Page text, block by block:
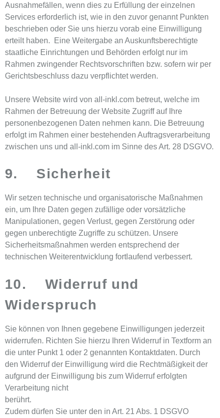
Ausnahmefällen, wenn dies zu Erfüllung der einzelnen
Services erforderlich ist, wie in den zuvor genannt Punkten
beschrieben oder Sie uns hierzu vorab eine Einwilligung
erteilt haben. Eine Weitergabe an Auskunftsberechtigte
staatliche Einrichtungen und Behörden erfolgt nur im
Rahmen zwingender Rechtsvorschriften bzw. sofern wir per
Gerichtsbeschluss dazu verpflichtet werden.
Unsere Website wird von all-inkl.com betreut, welche im
Rahmen der Betreuung der Website Zugriff auf Ihre
personenbezogenen Daten nehmen kann. Die Betreuung
erfolgt im Rahmen einer bestehenden Auftragsverarbeitung
zwischen uns und all-inkl.com im Sinne des Art. 28 DSGVO.
9. Sicherheit
Wir setzen technische und organisatorische Maßnahmen
ein, um Ihre Daten gegen zufällige oder vorsätzliche
Manipulationen, gegen Verlust, gegen Zerstörung oder
gegen unberechtigte Zugriffe zu schützen. Unsere
Sicherheitsmaßnahmen werden entsprechend der
technischen Weiterentwicklung fortlaufend verbessert.
10. Widerruf und
Widerspruch
Sie können von Ihnen gegebene Einwilligungen jederzeit
widerrufen. Richten Sie hierzu Ihren Widerruf in Textform an
die unter Punkt 1 oder 2 genannten Kontaktdaten. Durch
den Widerruf der Einwilligung wird die Rechtmäßigkeit der
aufgrund der Einwilligung bis zum Widerruf erfolgten
Verarbeitung nicht
berührt.
Zudem dürfen Sie unter den in Art. 21 Abs. 1 DSGVO